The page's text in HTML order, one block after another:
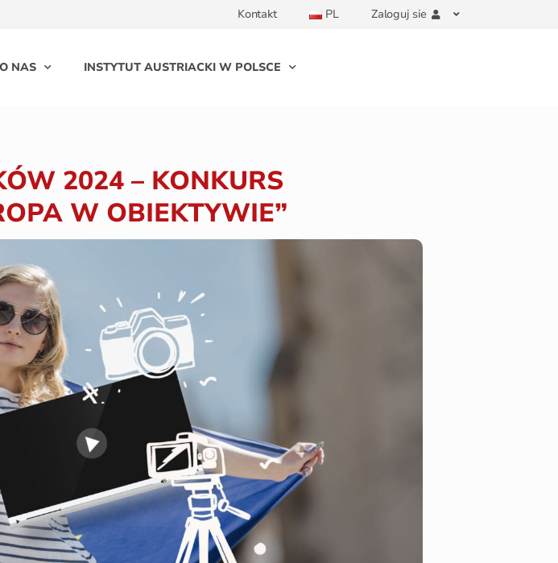
Kontakt PL Zaloguj sie
O NAS INSTYTUT AUSTRIACKI W POLSCE
2024 – KONKURS
W OBIEKTYWIE”